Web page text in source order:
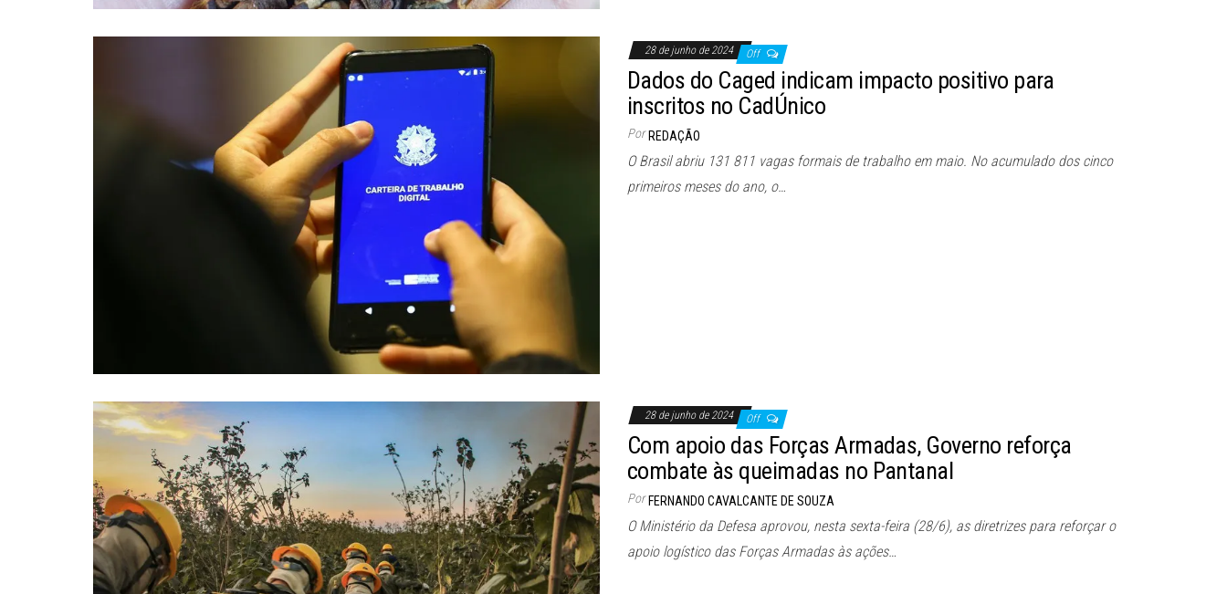
28 de junho de 2024 Off
Dados do Caged indicam impacto positivo para
inscritos no CadÚnico
Por REDAÇÃO
O Brasil abriu 131 811 vagas formais de trabalho em maio. No acumulado dos cinco
primeiros meses do ano, o…
28 de junho de 2024 Off
Com apoio das Forças Armadas, Governo reforça
combate às queimadas no Pantanal
Por FERNANDO CAVALCANTE DE SOUZA
O Ministério da Defesa aprovou, nesta sexta-feira (28/6), as diretrizes para reforçar o
apoio logístico das Forças Armadas às ações…